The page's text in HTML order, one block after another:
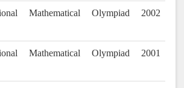
Mathematical Olympiad 2002
Mathematical Olympiad 2001